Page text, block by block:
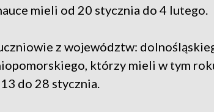
mieli od 20 stycznia do 4 lutego.
z województw:
którzy mieli w tym
do 28 stycznia.